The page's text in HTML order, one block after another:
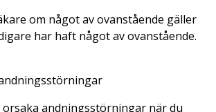
om något av ovanstående gäller
har haft något av ovanstående.
orsaka andningsstörningar när du